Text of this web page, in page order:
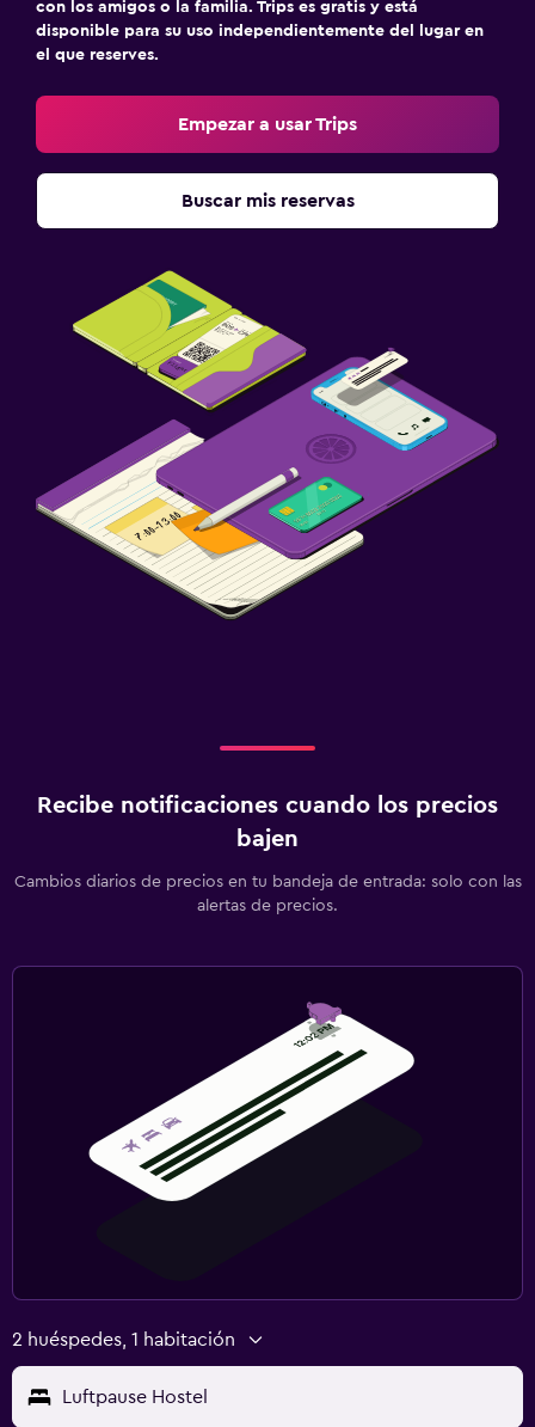
con los amigos o la familia. Trips es gratis y está
disponible para su uso independientemente del lugar en
el que reserves.
Empezar a usar Trips
Buscar mis reservas
Recibe notificaciones cuando los precios
bajen
Cambios diarios de precios en tu bandeja de entrada: solo con las
alertas de precios.
2 huéspedes, 1 habitación
Luftpause Hostel